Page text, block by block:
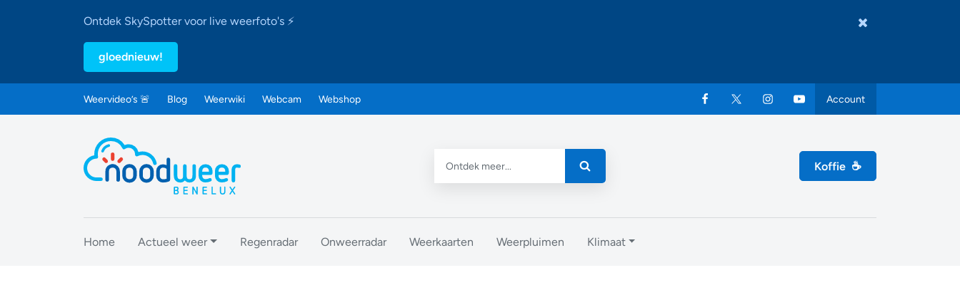
Ontdek SkySpotter voor live weerfoto's ⚡
gloednieuw!
Weervideo’s 🚨 Blog Weerwiki Webcam Webshop Account
Koffie ☕
Home Actueel weer Regenradar Onweerradar Weerkaarten Weerpluimen Klimaat